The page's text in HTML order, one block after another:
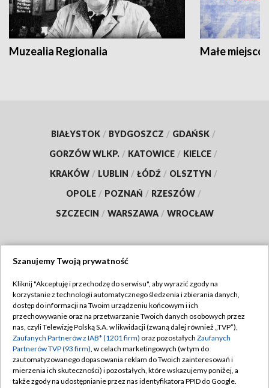
Muzealia Regionalia Małe
BIAŁYSTOK / BYDGOSZCZ / GDAŃSK /
GORZÓW WLKP. / KATOWICE / KIELCE /
KRAKÓW / LUBLIN / ŁÓDŹ / OLSZTYN /
OPOLE / POZNAŃ / RZESZÓW /
SZCZECIN / WARSZAWA / WROCŁAW
TVP
Abonament TVP
Emisja w TVP
Centrum informacji TVP
Naziemna Telewizja Cyfrowa
Regulamin TVP
Polityka prywatności
Moje zgody
Pomoc
Szanujemy Twoją prywatność
Kliknij "Akceptuję i przechodzę do serwisu", aby wyrazić zgody na
korzystanie z technologii automatycznego śledzenia i zbierania danych,
dostęp do informacji na Twoim urządzeniu końcowym i ich
przechowywanie oraz na przetwarzanie Twoich danych osobowych przez
nas, czyli Telewizję Polską S.A. w likwidacji (zwaną dalej również „TVP”),
Zaufanych Partnerów z IAB* (1201 firm) oraz pozostałych Zaufanych
Partnerów TVP (93 firm), w celach marketingowych (w tym do
zautomatyzowanego dopasowania reklam do Twoich zainteresowań i
mierzenia ich skuteczności) i pozostałych, które wskazujemy poniżej, a
także zgody na udostępnianie przez nas identyfikatora PPID do Google.